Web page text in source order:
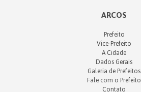
ARCOS
Prefeito
Vice-Prefeito
A Cidade
Dados Gerais
Galeria de Prefeitos
Fale com o Prefeito
Contato